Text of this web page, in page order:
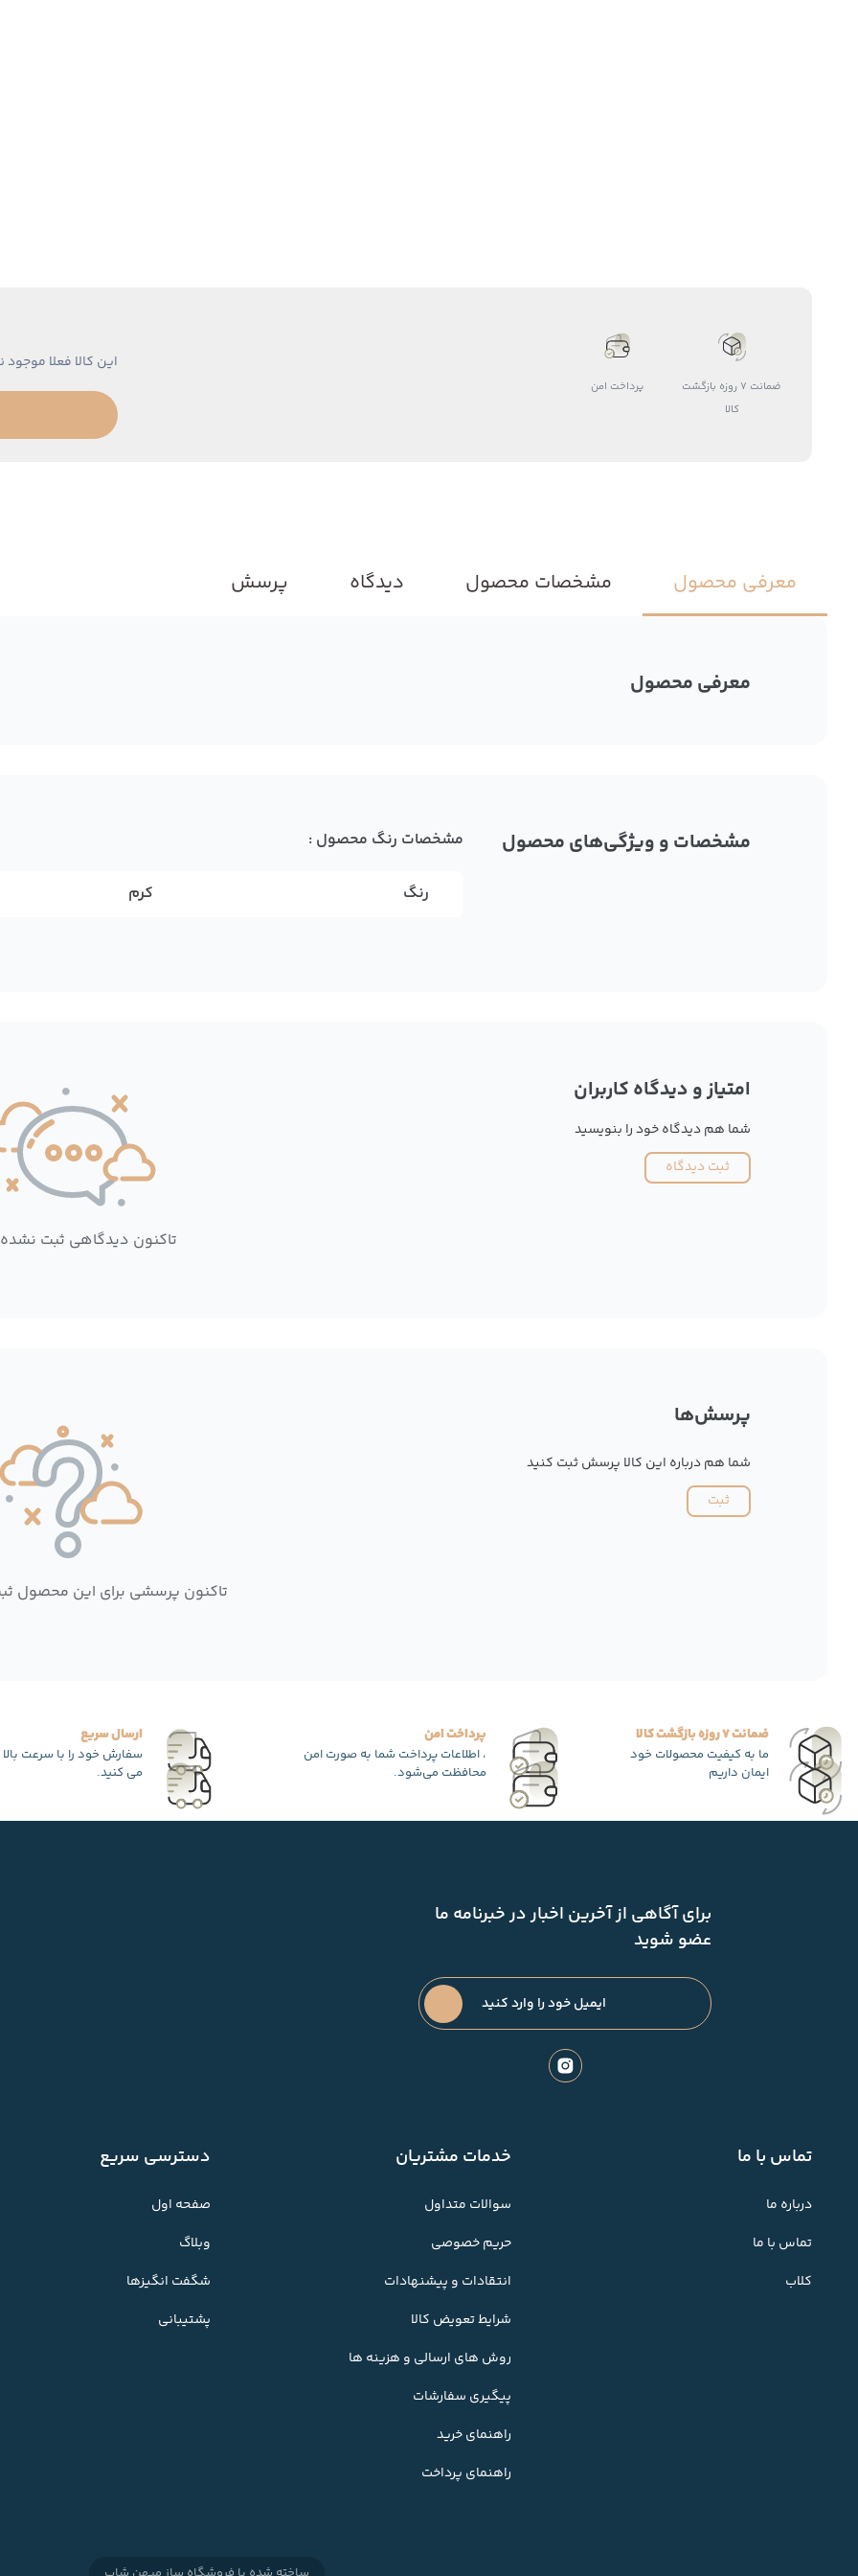
ضمانت 7 روزه بازگشت
کالا
پرداخت امن
این کالا فعلا
معرفی محصول مشخصات محصول دیدگاه پرسش
معرفی محصول
مشخصات و ویژگی‌های محصول مشخصات رنگ محصول :
رنگ کرم
امتیاز و دیدگاه کاربران
شما هم دیدگاه خود را بنویسید
ثبت دیدگاه
تاکنون دیدگاهی ثبت
پرسش‌ها
شما هم درباره این کالا پرسش ثبت کنید
ثبت
تاکنون پرسشی برای این محصول
ضمانت 7 روزه بازگشت کالا
ما به کیفیت محصولات خود
ایمان داریم
پرداخت امن
، اطلاعات پرداخت شما به صورت امن
محافظت می‌شود.
ارسال سریع
سفارش خود را با سرعت
می کنید.
برای آگاهی از آخرین اخبار در خبرنامه ما
عضو شوید
تماس با ما
درباره ما
تماس با ما
کلاب
خدمات مشتریان
سوالات متداول
حریم خصوصی
انتقادات و پیشنهادات
شرایط تعویض کالا
روش های ارسالی و هزینه ها
پیگیری سفارشات
راهنمای خرید
راهنمای پرداخت
دسترسی سریع
صفحه اول
وبلاگ
شگفت انگیزها
پشتیبانی